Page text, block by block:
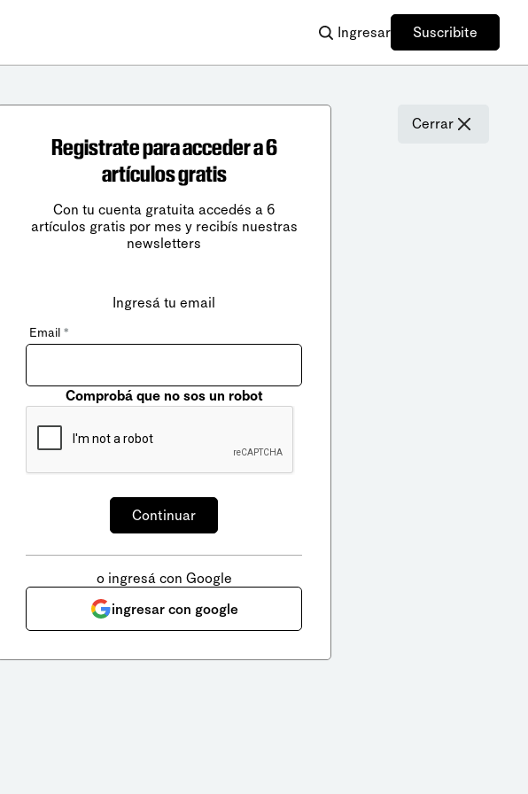
Ingresar Suscribite
Cerrar
Registrate para acceder a 6
artículos gratis
Con tu cuenta gratuita accedés a 6
artículos gratis por mes y recibís nuestras
newsletters
Ingresá tu email
Email *
Comprobá que no sos un robot
o ingresá con Google
ingresar con google